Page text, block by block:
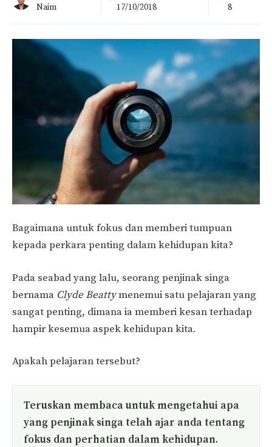
Naim
17/10/2018
8
Bagaimana untuk fokus dan memberi tumpuan
kepada perkara penting dalam kehidupan kita?
Pada seabad yang lalu, seorang penjinak singa
bernama Clyde Beattymenemui satu pelajaran yang
sangat penting, dimana ia memberi kesan terhadap
hampir kesemua aspek kehidupan kita.
Apakah pelajaran tersebut?
Teruskan membaca untuk mengetahui apa
yang penjinak singa telah ajar anda tentang
fokus dan perhatian dalam kehidupan.